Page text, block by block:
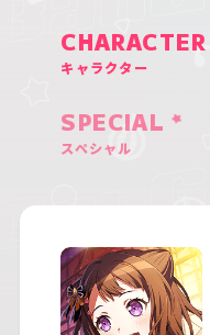
CHARACTER
キャラクター
SPECIAL
スペシャル